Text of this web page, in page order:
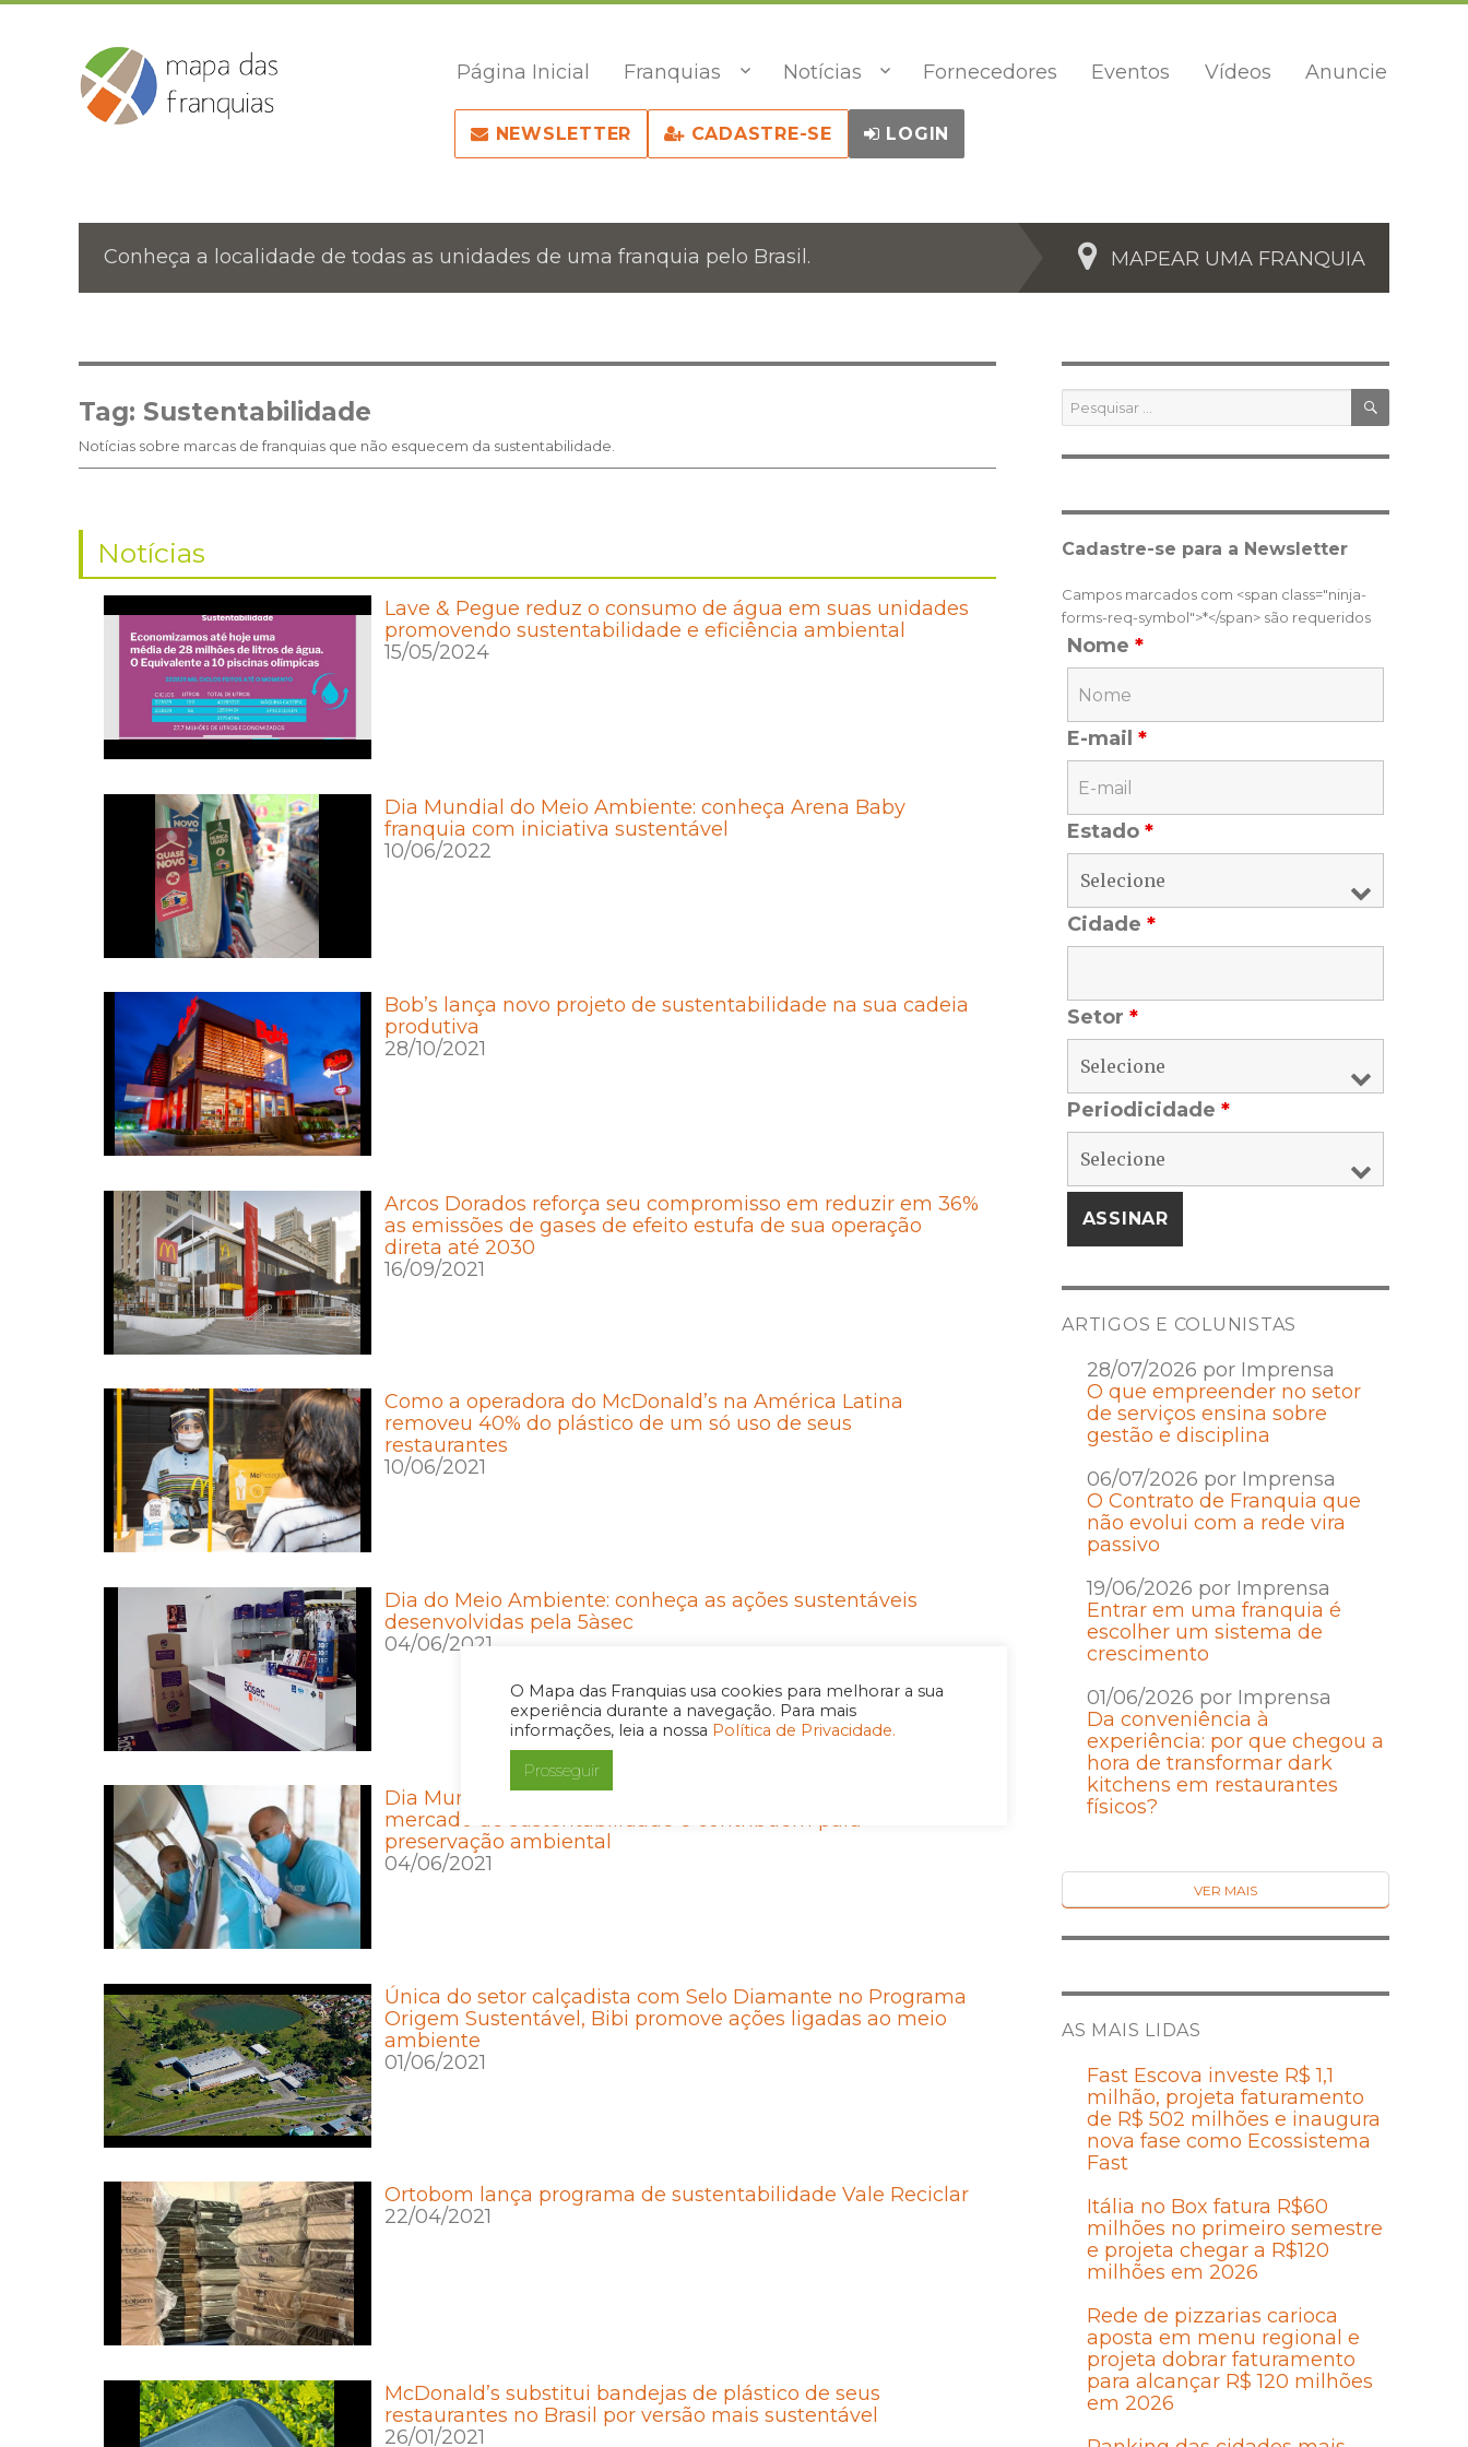
O Mapa das Franquias usa cookies para melhorar a sua
experiência durante a navegação. Para mais
informações, leia a nossa Política de Privacidade.
Prosseguir
Página Inicial Franquias Notícias Fornecedores Eventos Vídeos Anuncie
NEWSLETTER CADASTRE-SE LOGIN
Conheça a localidade de todas as unidades de uma franquia pelo Brasil. MAPEAR UMA FRANQUIA
Tag: Sustentabilidade
Notícias sobre marcas de franquias que não esquecem da sustentabilidade.
Notícias
Lave & Pegue reduz o consumo de água em suas unidades
promovendo sustentabilidade e eficiência ambiental
15/05/2024
Dia Mundial do Meio Ambiente: conheça Arena Baby
franquia com iniciativa sustentável
10/06/2022
Bob’s lança novo projeto de sustentabilidade na sua cadeia
produtiva
28/10/2021
Arcos Dorados reforça seu compromisso em reduzir em 36%
as emissões de gases de efeito estufa de sua operação
direta até 2030
16/09/2021
Como a operadora do McDonald’s na América Latina
removeu 40% do plástico de um só uso de seus
restaurantes
10/06/2021
Dia do Meio Ambiente: conheça as ações sustentáveis
desenvolvidas pela 5àsec
04/06/2021
Dia Mundial do Meio Ambiente: Negócios fomentam
mercado de sustentabilidade e contribuem para
preservação ambiental
04/06/2021
Única do setor calçadista com Selo Diamante no Programa
Origem Sustentável, Bibi promove ações ligadas ao meio
ambiente
01/06/2021
Ortobom lança programa de sustentabilidade Vale Reciclar
22/04/2021
McDonald’s substitui bandejas de plástico de seus
restaurantes no Brasil por versão mais sustentável
26/01/2021
Pesquisar
por:
Cadastre-se para a Newsletter
Campos marcados com <span class="ninja-
forms-req-symbol">*</span> são requeridos
Nome *
E-mail *
Estado *
Cidade *
Setor *
Periodicidade *
ARTIGOS E COLUNISTAS
28/07/2026 por Imprensa
O que empreender no setor
de serviços ensina sobre
gestão e disciplina
06/07/2026 por Imprensa
O Contrato de Franquia que
não evolui com a rede vira
passivo
19/06/2026 por Imprensa
Entrar em uma franquia é
escolher um sistema de
crescimento
01/06/2026 por Imprensa
Da conveniência à
experiência: por que chegou a
hora de transformar dark
kitchens em restaurantes
físicos?
VER MAIS
AS MAIS LIDAS
Fast Escova investe R$ 1,1
milhão, projeta faturamento
de R$ 502 milhões e inaugura
nova fase como Ecossistema
Fast
Itália no Box fatura R$60
milhões no primeiro semestre
e projeta chegar a R$120
milhões em 2026
Rede de pizzarias carioca
aposta em menu regional e
projeta dobrar faturamento
para alcançar R$ 120 milhões
em 2026